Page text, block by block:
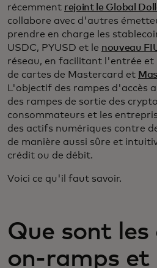
récemment rejoint le Global
collabore avec d'autres
prendre en charge les
USDC, PYUSD et le nouveau
réseau, en facilitant l'entrée et
de cartes de Mastercard et
L'objectif des rampes d'accès
des rampes de sortie des
consommateurs et les
des actifs numériques contre
de manière aussi sûre et
crédit ou de débit.
Voici ce qu'il faut savoir.
Que sont
on-ramps et